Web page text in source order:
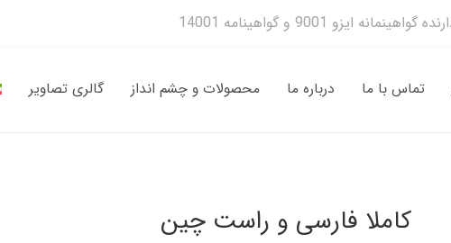
تماس با ما درباره ما محصولات و چشم انداز گالری تصاویر
کاملا فارسی و راست چین